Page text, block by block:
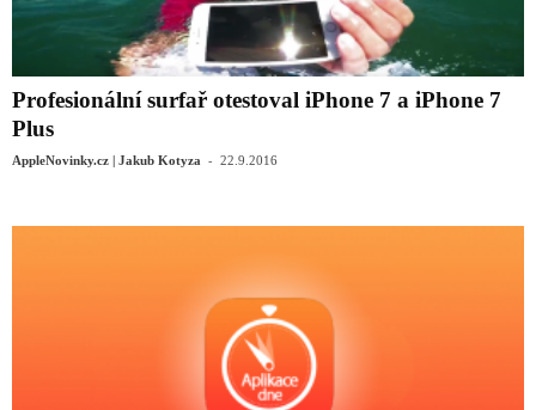
Profesionální surfař otestoval iPhone 7 a iPhone 7
Plus
AppleNovinky.cz | Jakub Kotyza - 22.9.2016